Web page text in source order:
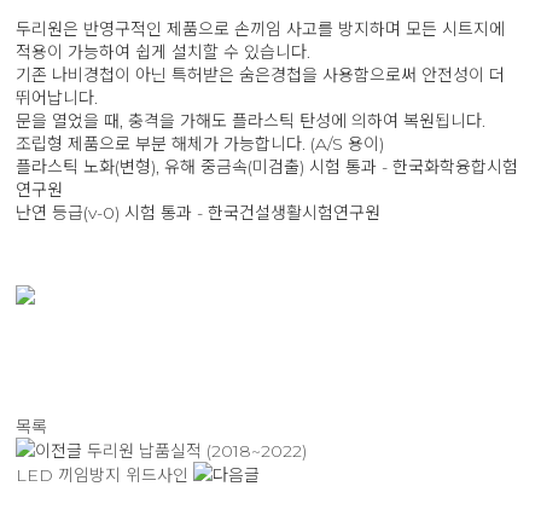
두리원은 반영구적인 제품으로 손끼임 사고를 방지하며 모든 시트지에
적용이 가능하여 쉽게 설치할 수 있습니다.
기존 나비경첩이 아닌 특허받은 숨은경첩을 사용함으로써 안전성이 더
뛰어납니다.
문을 열었을 때, 충격을 가해도 플라스틱 탄성에 의하여 복원됩니다.
조립형 제품으로 부분 해체가 가능합니다. (A/S 용이)
플라스틱 노화(변형), 유해 중금속(미검출) 시험 통과 - 한국화학융합시험
연구원
난연 등급(v-0) 시험 통과 - 한국건설생활시험연구원
목록
두리원 납품실적 (2018~2022)
LED 끼임방지 위드사인